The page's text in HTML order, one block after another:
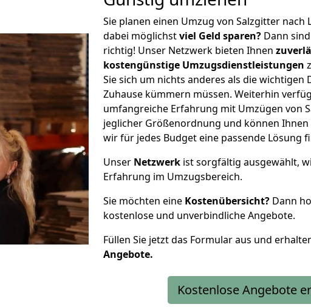
Sie planen einen Umzug von Salzgitter nach
dabei möglichstviel Geld sparen? Dann
richtig! Unser Netzwerk bieten Ihnen
kostengünstige Umzugsdienstleistungen
Sie sich um nichts anderes als die wichtigen
Zuhause kümmern müssen. Weiterhin
umfangreiche Erfahrung mit Umzügen von
jeglicher Größenordnung und können
wir für jedes Budget eine passende Lösung
Unser Netzwerk ist sorgfältig ausgewählt,
Erfahrung im Umzugsbereich.
Sie möchten eine Kostenübersicht? Dann
kostenlose und unverbindliche Angebote.
Füllen Sie jetzt das Formular aus und
Angebote.
Kostenlose Angebote